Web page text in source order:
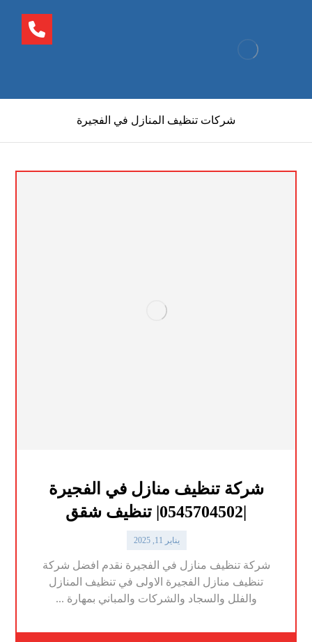
شركات تنظيف المنازل في الفجيرة
شركة تنظيف منازل في الفجيرة
يناير 11, 2025
شركة تنظيف منازل في الفجيرة نقدم افضل شركة
تنظيف منازل الفجيرة الاولى في تنظيف المنازل
والفلل والسجاد والشركات والمباني بمهارة ...